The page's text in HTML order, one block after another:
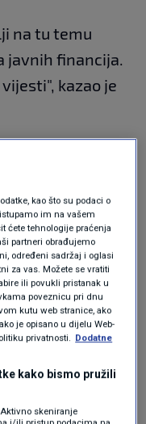
na tu temu
javnih financija.
kazao je
iz EU je
dobro dođe,
- da se
razvijenosti
ali imate i neke
slučaju svi
dodao je.
duga u BDP-u
kao što su podaci o
im na vašem
ćete tehnologije praćenja
partneri obrađujemo
određeni sadržaj i oglasi
za vas. Možete se vratiti
ili povukli pristanak u
poveznicu pri dnu
kutu web stranice, ako
je opisano u dijelu Web-
privatnosti. Dodatne
kako bismo pružili
skeniranje